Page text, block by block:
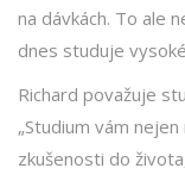
na dávkách. To ale
dnes studuje
Richard považuje
„Studium vám
zkušenosti do